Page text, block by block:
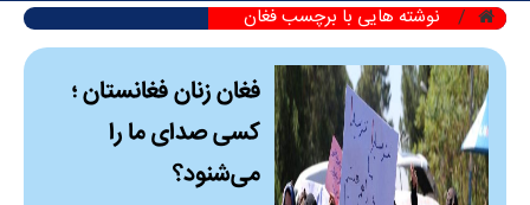
نوشته هایی با برچسب فغان
فغان زنان فغانستان ؛
کسی صدای ما را
می‌شنود؟